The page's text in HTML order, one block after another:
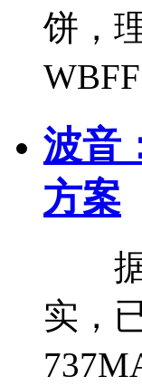
饼，
波音
方案
据
实，